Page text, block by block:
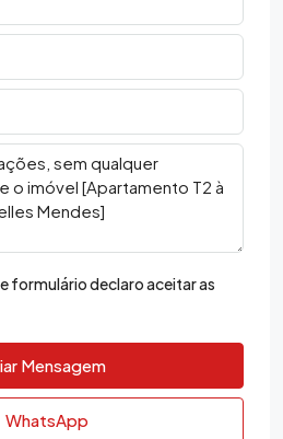
formulário declaro aceitar as
Mensagem
WhatsApp